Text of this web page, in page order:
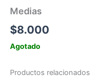
Medias
$8.000
Agotado
Productos relacionados